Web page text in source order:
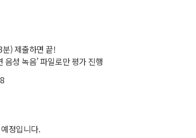
) 제출하면 끝!
음성 녹음’ 파일로만 평가 진행
정입니다.